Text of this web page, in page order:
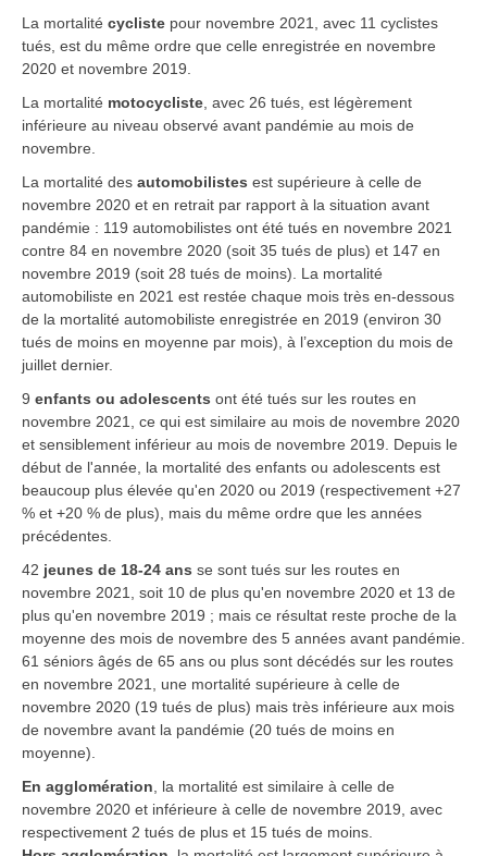
La mortalité cycliste pour novembre 2021, avec 11 cyclistes
tués, est du même ordre que celle enregistrée en novembre
2020 et novembre 2019.
La mortalité motocycliste, avec 26 tués, est légèrement
inférieure au niveau observé avant pandémie au mois de
novembre.
La mortalité des automobilistes est supérieure à celle de
novembre 2020 et en retrait par rapport à la situation avant
pandémie : 119 automobilistes ont été tués en novembre 2021
contre 84 en novembre 2020 (soit 35 tués de plus) et 147 en
novembre 2019 (soit 28 tués de moins). La mortalité
automobiliste en 2021 est restée chaque mois très en-dessous
de la mortalité automobiliste enregistrée en 2019 (environ 30
tués de moins en moyenne par mois), à l’exception du mois de
juillet dernier.
9 enfants ou adolescents ont été tués sur les routes en
novembre 2021, ce qui est similaire au mois de novembre 2020
et sensiblement inférieur au mois de novembre 2019. Depuis le
début de l'année, la mortalité des enfants ou adolescents est
beaucoup plus élevée qu'en 2020 ou 2019 (respectivement +27
% et +20 % de plus), mais du même ordre que les années
précédentes.
42 jeunes de 18-24 ans se sont tués sur les routes en
novembre 2021, soit 10 de plus qu'en novembre 2020 et 13 de
plus qu'en novembre 2019 ; mais ce résultat reste proche de la
moyenne des mois de novembre des 5 années avant pandémie.
61 séniors âgés de 65 ans ou plus sont décédés sur les routes
en novembre 2021, une mortalité supérieure à celle de
novembre 2020 (19 tués de plus) mais très inférieure aux mois
de novembre avant la pandémie (20 tués de moins en
moyenne).
En agglomération, la mortalité est similaire à celle de
novembre 2020 et inférieure à celle de novembre 2019, avec
respectivement 2 tués de plus et 15 tués de moins.